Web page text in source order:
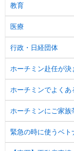
教育
医療
行政・日経団体
ホーチミン赴任が決
ホーチミンでよく
ホーチミンにご家
緊急の時に使うベト